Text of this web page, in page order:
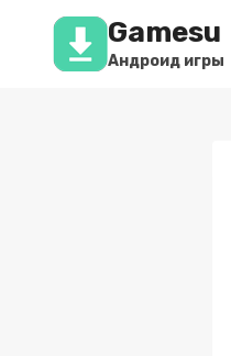
Перейти
содержимому
Gamesu
Андроид игры